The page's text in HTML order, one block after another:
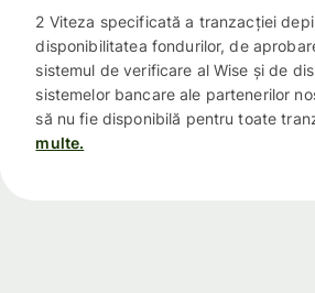
2 Viteza specificată a tranzacției
disponibilitatea fondurilor, de
sistemul de verificare al Wise și de
sistemelor bancare ale partenerilor
să nu fie disponibilă pentru toate
multe.